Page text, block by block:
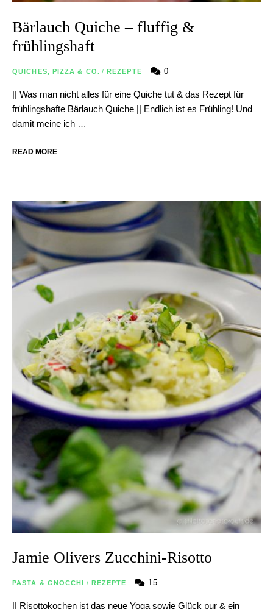
Bärlauch Quiche – fluffig &
frühlingshaft
QUICHES, PIZZA & CO. / REZEPTE 0
|| Was man nicht alles für eine Quiche tut & das Rezept für
frühlingshafte Bärlauch Quiche || Endlich ist es Frühling! Und
damit meine ich …
READ MORE
Jamie Olivers Zucchini-Risotto
PASTA & GNOCCHI / REZEPTE 15
|| Risottokochen ist das neue Yoga sowie Glück pur & ein